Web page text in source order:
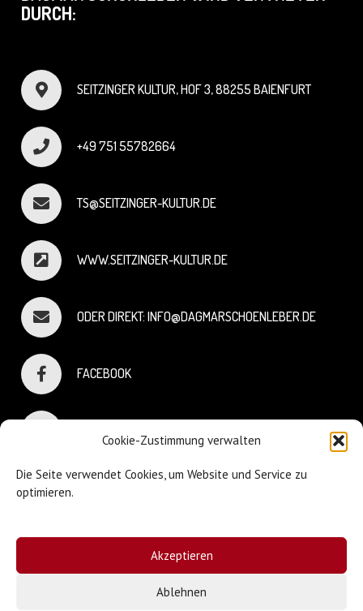
Cookie-Zustimmung verwalten
Die Seite verwendet Cookies, um Website und Service zu
optimieren.
Akzeptieren
Ablehnen
DURCH:
SEITZINGER KULTUR, HOF 3, 88255 BAIENFURT
+49 751 55782664
TS@SEITZINGER-KULTUR.DE
WWW.SEITZINGER-KULTUR.DE
ODER DIREKT: INFO@DAGMARSCHOENLEBER.DE
FACEBOOK
Sniffing Dog